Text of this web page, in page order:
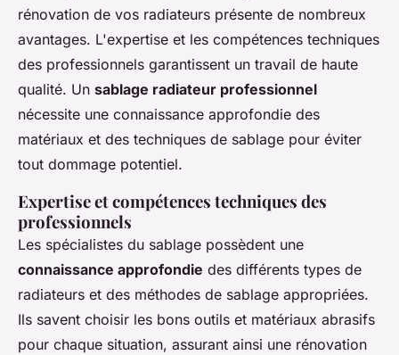
rénovation de vos radiateurs présente de nombreux
avantages. L'expertise et les compétences techniques
des professionnels garantissent un travail de haute
qualité. Un sablage radiateur professionnel
nécessite une connaissance approfondie des
matériaux et des techniques de sablage pour éviter
tout dommage potentiel.
Expertise et compétences techniques des
professionnels
Les spécialistes du sablage possèdent une
connaissance approfondie des différents types de
radiateurs et des méthodes de sablage appropriées.
Ils savent choisir les bons outils et matériaux abrasifs
pour chaque situation, assurant ainsi une rénovation